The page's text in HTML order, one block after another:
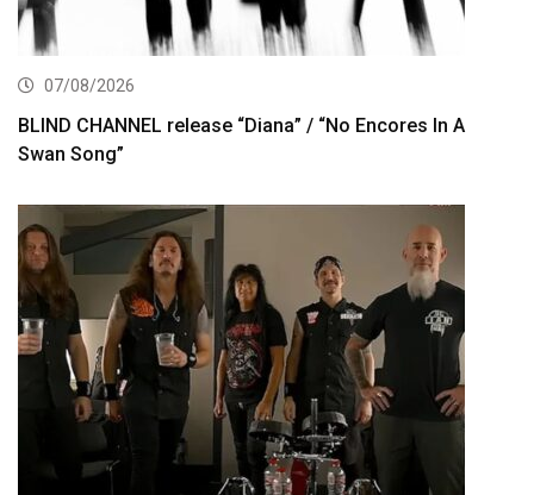
07/08/2026
BLIND CHANNEL release “Diana” / “No Encores In A
Swan Song”